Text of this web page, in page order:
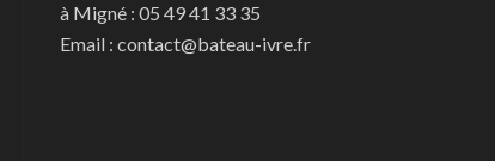
à Migné : 05 49 41 33 35
Email : contact@bateau-ivre.fr